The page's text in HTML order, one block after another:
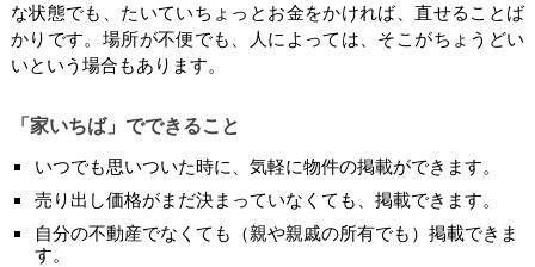
な状態でも、たいていちょっとお金をかければ、直せることば
かりです。場所が不便でも、人によっては、そこがちょうどい
いという場合もあります。
「家いちば」でできること
いつでも思いついた時に、気軽に物件の掲載ができます。
売り出し価格がまだ決まっていなくても、掲載できます。
自分の不動産でなくても（親や親戚の所有でも）掲載できま
す。